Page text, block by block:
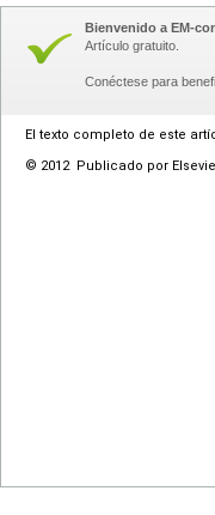
Bienvenido a EM-
Artículo gratuito.
Conéctese para
El texto completo de este
© 2012 Publicado por